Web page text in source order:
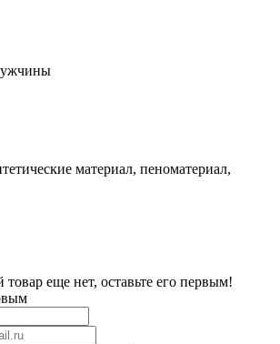
материал, пеноматериал,
еще нет, оставьте его первым!